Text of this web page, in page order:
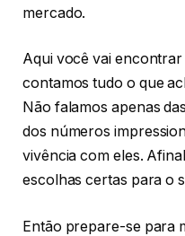
mercado.
Aqui você vai
contamos tudo o que
Não falamos apenas
dos números
vivência com eles.
escolhas certas para o
Então prepare-se para